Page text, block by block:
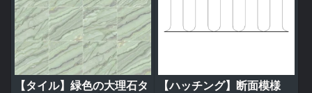
【タイル】緑色の大理石タ
【ハッチング】断面模様